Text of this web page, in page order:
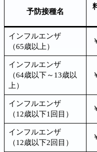
予防接種名
インフルエンザ
（65歳以上）
インフルエンザ
（64歳以下～13歳以
上）
インフルエンザ
（12歳以下1回目）
インフルエンザ
（12歳以下2回目）